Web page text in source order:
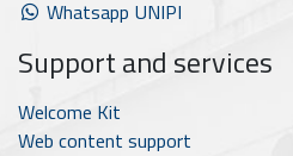
Whatsapp UNIPI
Support and services
Welcome Kit
Web content support